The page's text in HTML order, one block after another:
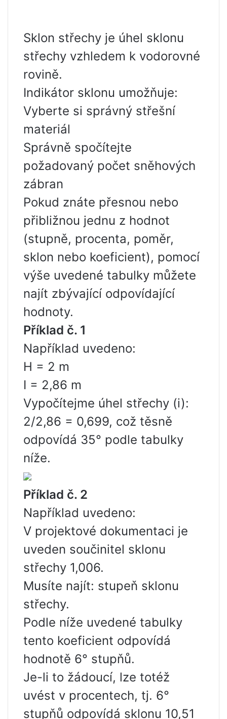
Sklon střechy je úhel sklonu
střechy vzhledem k vodorovné
rovině.
Indikátor sklonu umožňuje:
Vyberte si správný střešní
materiál
Správně spočítejte
požadovaný počet sněhových
zábran
Pokud znáte přesnou nebo
přibližnou jednu z hodnot
(stupně, procenta, poměr,
sklon nebo koeficient), pomocí
výše uvedené tabulky můžete
najít zbývající odpovídající
hodnoty.
Příklad č. 1
Například uvedeno:
H = 2 m
I = 2,86 m
Vypočítejme úhel střechy (i):
2/2,86 = 0,699, což těsně
odpovídá 35° podle tabulky
níže.
Příklad č. 2
Například uvedeno:
V projektové dokumentaci je
uveden součinitel sklonu
střechy 1,006.
Musíte najít: stupeň sklonu
střechy.
Podle níže uvedené tabulky
tento koeficient odpovídá
hodnotě 6° stupňů.
Je-li to žádoucí, lze totéž
uvést v procentech, tj. 6°
stupňů odpovídá sklonu 10,51